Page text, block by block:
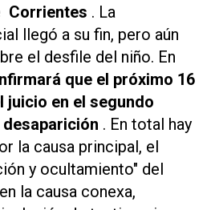
Corrientes . La
llegó a su fin, pero aún
el desfile del niño. En
que el próximo 16
juicio en el segundo
. En total hay
la causa principal, el
y ocultamiento" del
la causa conexa,